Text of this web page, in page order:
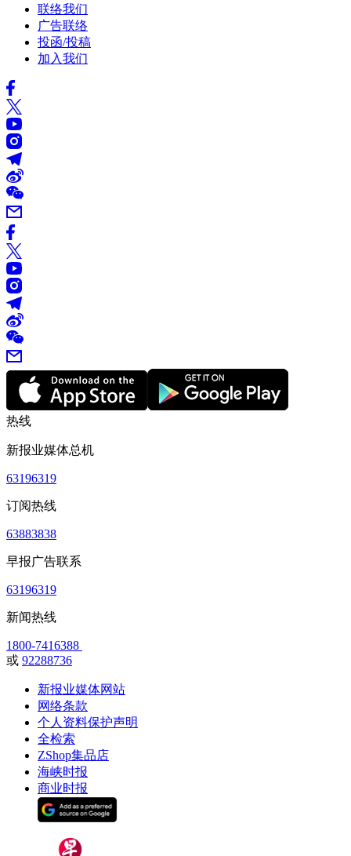
联络我们
广告联络
投函/投稿
加入我们
热线
新报业媒体总机
63196319
订阅热线
63883838
早报广告联系
63196319
新闻热线
1800-7416388
或 92288736
新报业媒体网站
网络条款
个人资料保护声明
全检索
ZShop集品店
海峡时报
商业时报